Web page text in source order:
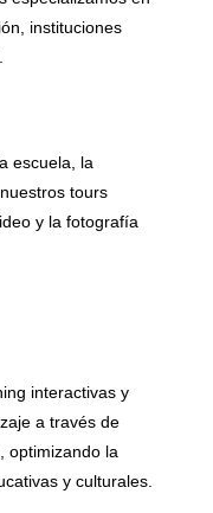
instituciones
escuela, la
tours
y la fotografía
interactivas y
a través de
optimizando la
y culturales.